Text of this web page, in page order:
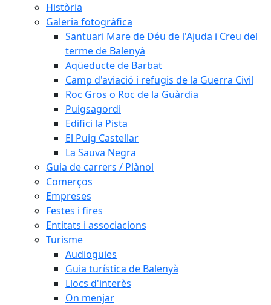
Història
Galeria fotogràfica
Santuari Mare de Déu de l'Ajuda i Creu del
terme de Balenyà
Aqüeducte de Barbat
Camp d'aviació i refugis de la Guerra Civil
Roc Gros o Roc de la Guàrdia
Puigsagordi
Edifici la Pista
El Puig Castellar
La Sauva Negra
Guia de carrers / Plànol
Comerços
Empreses
Festes i fires
Entitats i associacions
Turisme
Audioguies
Guia turística de Balenyà
Llocs d'interès
On menjar